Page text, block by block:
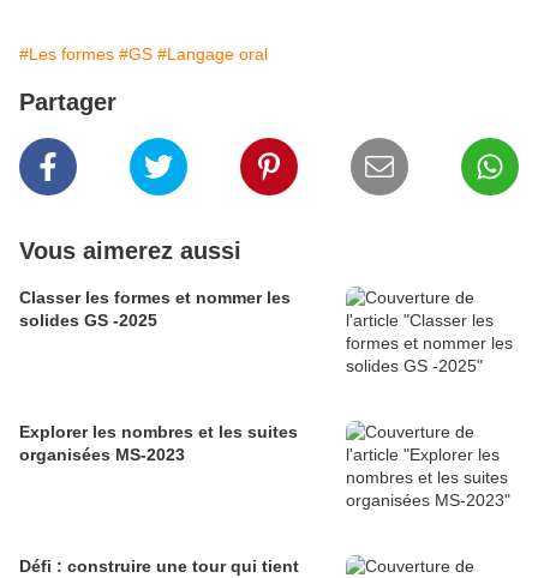
#Les formes #GS #Langage oral
Partager
Vous aimerez aussi
Classer les formes et nommer les
solides GS -2025
Explorer les nombres et les suites
organisées MS-2023
Défi : construire une tour qui tient